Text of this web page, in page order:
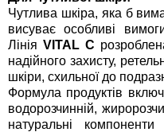
Чутлива шкіра, яка б
висуває особливі
Лінія VITAL C
надійного захисту,
шкіри, схильної до
Формула продуктів
водорозчинній,
натуральні